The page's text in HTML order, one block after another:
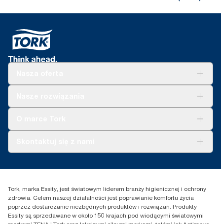
Reklamacja produktu
Przedstawiciele handlowi
Puławska 180
02-670 Warszawa
Polska
Tork, marka Essity, jest światowym liderem branży higienicznej i ochrony
zdrowia. Celem naszej działalności jest poprawianie komfortu życia
poprzez dostarczanie niezbędnych produktów i rozwiązań. Produkty
Essity są sprzedawane w około 150 krajach pod wiodącymi światowymi